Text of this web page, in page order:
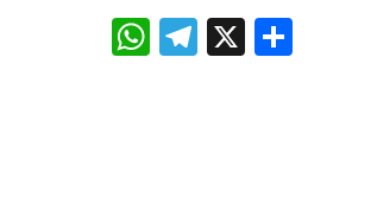
WhatsApp
Telegram
X